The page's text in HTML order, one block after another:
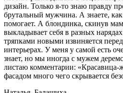
дизайн. Только я-то знаю правду
брутальный мужчина. А знаете,
помогает. А блондинка, скинув
выкладывает себя в разных
тряпками новыми извиняется
интерьерах. У меня у самой есть
знает, но мы иногда с мужем
листаю комментарии:
фасадом много чего скрывается